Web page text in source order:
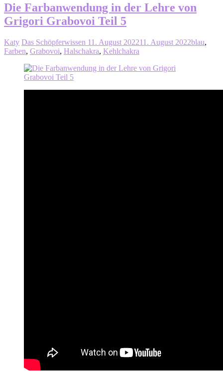
Die Farbanwendung in der Lehre von
Grigori Grabovoi Teil 5
Katy Das Schöpferwissen 11. August 202211. August 2022blau,
Farben, Grabovoi, Halschakra, Kehlchakra